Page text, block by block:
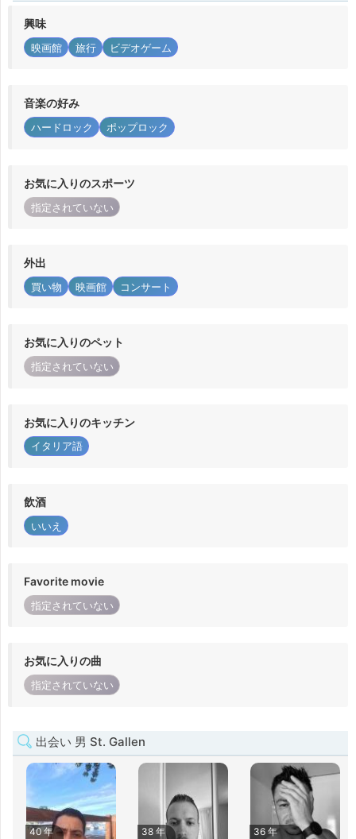
興味
映画館 旅行 ビデオゲーム
音楽の好み
ハードロック ポップロック
お気に入りのスポーツ
指定されていない
外出
買い物 映画館 コンサート
お気に入りのペット
指定されていない
お気に入りのキッチン
イタリア語
飲酒
いいえ
Favorite movie
指定されていない
お気に入りの曲
指定されていない
出会い 男 St. Gallen
40 年
38 年
36 年